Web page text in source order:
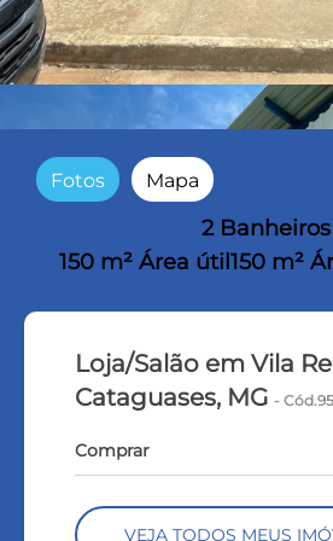
Fotos Mapa
2 Banheiros
150 m² Área útil150 m²
Loja/Salão em Vila
Cataguases, MG-
Comprar
VEJA TODOS MEUS